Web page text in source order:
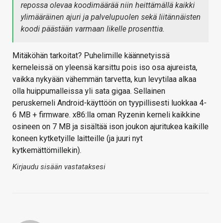
repossa olevaa koodimäärää niin heittämällä kaikki
ylimääräinen ajuri ja palvelupuolen sekä liitännäisten
koodi päästään varmaan likelle prosenttia.
Mitäköhän tarkoitat? Puhelimille käännetyissä
kerneleissä on yleensä karsittu pois iso osa ajureista,
vaikka nykyään vähemmän tarvetta, kun levytilaa alkaa
olla huippumalleissa yli sata gigaa. Sellainen
peruskerneli Android-käyttöön on tyypillisesti luokkaa 4-
6 MB + firmware. x86:lla oman Ryzenin kerneli kaikkine
osineen on 7 MB ja sisältää ison joukon ajuritukea kaikille
koneen kytketyille laitteille (ja juuri nyt
kytkemättömillekin).
Kirjaudu sisään vastataksesi